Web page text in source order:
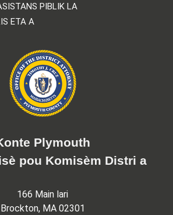
PIBLIK LA
ETA A
Plymouth
pou Komisèm Distri a
166 Main lari
Brockton, MA 02301